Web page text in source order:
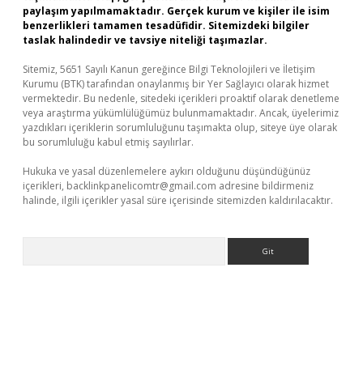
paylaşım yapılmamaktadır. Gerçek kurum ve kişiler ile isim
benzerlikleri tamamen tesadüfidir. Sitemizdeki bilgiler
taslak halindedir ve tavsiye niteliği taşımazlar.
Sitemiz, 5651 Sayılı Kanun gereğince Bilgi Teknolojileri ve İletişim
Kurumu (BTK) tarafından onaylanmış bir Yer Sağlayıcı olarak hizmet
vermektedir. Bu nedenle, sitedeki içerikleri proaktif olarak denetleme
veya araştırma yükümlülüğümüz bulunmamaktadır. Ancak, üyelerimiz
yazdıkları içeriklerin sorumluluğunu taşımakta olup, siteye üye olarak
bu sorumluluğu kabul etmiş sayılırlar.
Hukuka ve yasal düzenlemelere aykırı olduğunu düşündüğünüz
içerikleri, backlinkpanelicomtr@gmail.com adresine bildirmeniz
halinde, ilgili içerikler yasal süre içerisinde sitemizden kaldırılacaktır.